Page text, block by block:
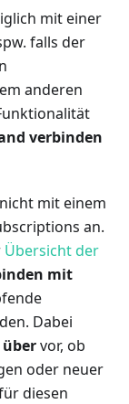
mit einer
falls der
anderen
verbinden
mit einem
an.
Übersicht der
mit
Dabei
vor, ob
oder neuer
diesen